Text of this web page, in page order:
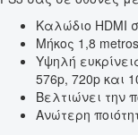
Καλώδιο HDMI
Μήκος 1,8
Υψηλή
576p, 720p και
Βελτιώνει την
Ανώτερη